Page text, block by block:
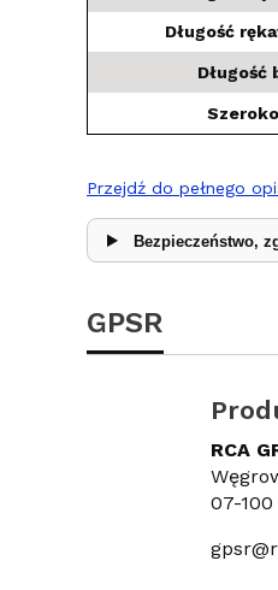
Długość
Długość
Przejdź do pełnego
Bezpieczeństwo,
GPSR
RCA
07-